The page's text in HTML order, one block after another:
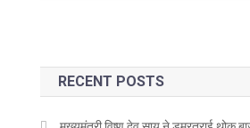
RECENT POSTS